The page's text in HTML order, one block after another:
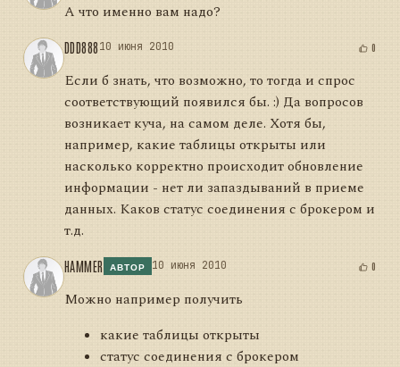
А что именно вам надо?
DDD88810 июня 2010 0
Если б знать, что возможно, то тогда и спрос
соответствующий появился бы. :) Да вопросов
возникает куча, на самом деле. Хотя бы,
например, какие таблицы открыты или
насколько корректно происходит обновление
информации - нет ли запаздываний в приеме
данных. Каков статус соединения с брокером и
т.д.
HAMMER АВТОР 10 июня 2010 0
Можно например получить
какие таблицы открыты
статус соединения с брокером